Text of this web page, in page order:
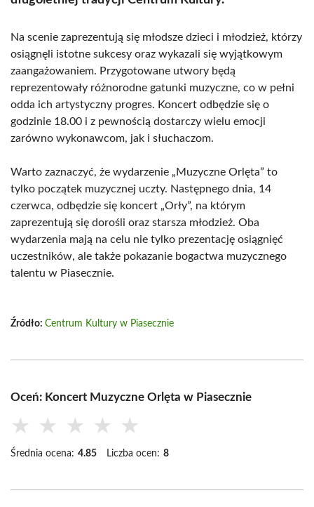
Na scenie zaprezentują się młodsze dzieci i młodzież, którzy
osiągnęli istotne sukcesy oraz wykazali się wyjątkowym
zaangażowaniem. Przygotowane utwory będą
reprezentowały różnorodne gatunki muzyczne, co w pełni
odda ich artystyczny progres. Koncert odbędzie się o
godzinie 18.00 i z pewnością dostarczy wielu emocji
zarówno wykonawcom, jak i słuchaczom.
Warto zaznaczyć, że wydarzenie „Muzyczne Orlęta” to
tylko początek muzycznej uczty. Następnego dnia, 14
czerwca, odbędzie się koncert „Orły”, na którym
zaprezentują się dorośli oraz starsza młodzież. Oba
wydarzenia mają na celu nie tylko prezentację osiągnięć
uczestników, ale także pokazanie bogactwa muzycznego
talentu w Piasecznie.
Źródło: Centrum Kultury w Piasecznie
Oceń: Koncert Muzyczne Orlęta w Piasecznie
★ ★ ★ ★ ★
Średnia ocena: 4.85 Liczba ocen: 8